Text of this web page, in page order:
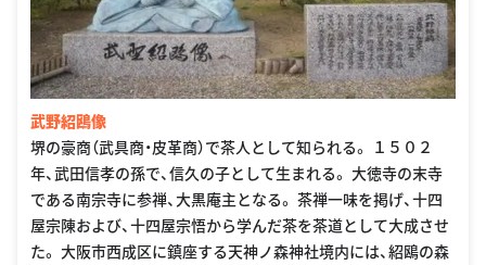
武野紹鴎像
堺の豪商（武具商・皮革商）で茶人として知られる。 １５０２
年、武田信孝の孫で、信久の子として生まれる。 大徳寺の末寺
である南宗寺に参禅、大黒庵主となる。 茶禅一味を掲げ、十四
屋宗陳および、十四屋宗悟から学んだ茶を茶道として大成させ
た。 大阪市西成区に鎮座する天神ノ森神社境内には、紹鴎の森